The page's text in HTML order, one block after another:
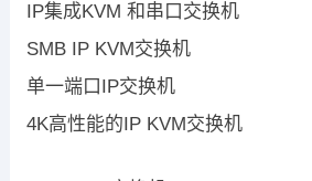
IP集成KVM 和串口交换机
SMB IP KVM交换机
单一端口IP交换机
4K高性能的IP KVM交换机